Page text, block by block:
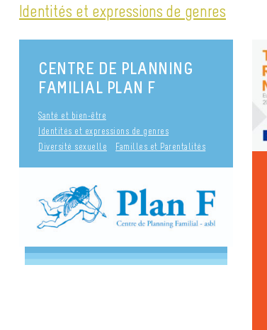
Identités et expressions de genres
CENTRE DE PLANNING
FAMILIAL PLAN F
Santé et bien-être
Identités et expressions de genres
Diversité sexuelle
Familles et Parentalités